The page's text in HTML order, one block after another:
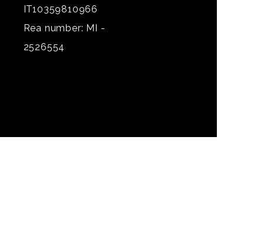
IT10359810966
Rea number: MI -
2526554